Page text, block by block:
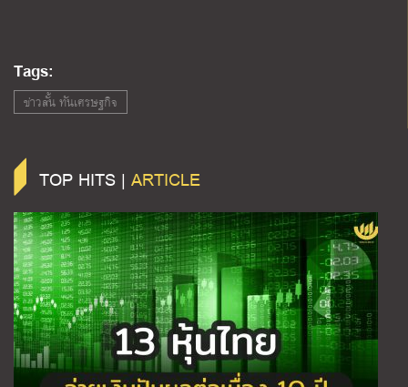
Tags:
ข่าวสั้น ทันเศรษฐกิจ
TOP HITS | ARTICLE